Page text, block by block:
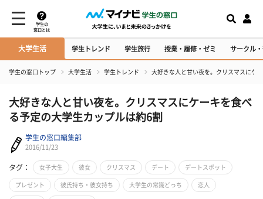
学生の
窓口とは
大学生活 学生トレンド 学生旅行 授業・履修・ゼミ サークル
学生の窓口トップ 大学生活 学生トレンド 大好きな人と甘い夜を。クリスマスにケ
大好きな人と甘い夜を。クリスマスにケーキを食べ
る予定の大学生カップルは約6割
学生の窓口編集部
2016/11/23
タグ： 女子大生 彼女 クリスマス デート デートスポット
プレゼント 彼氏持ち・彼女持ち 大学生の常識どっち 恋人